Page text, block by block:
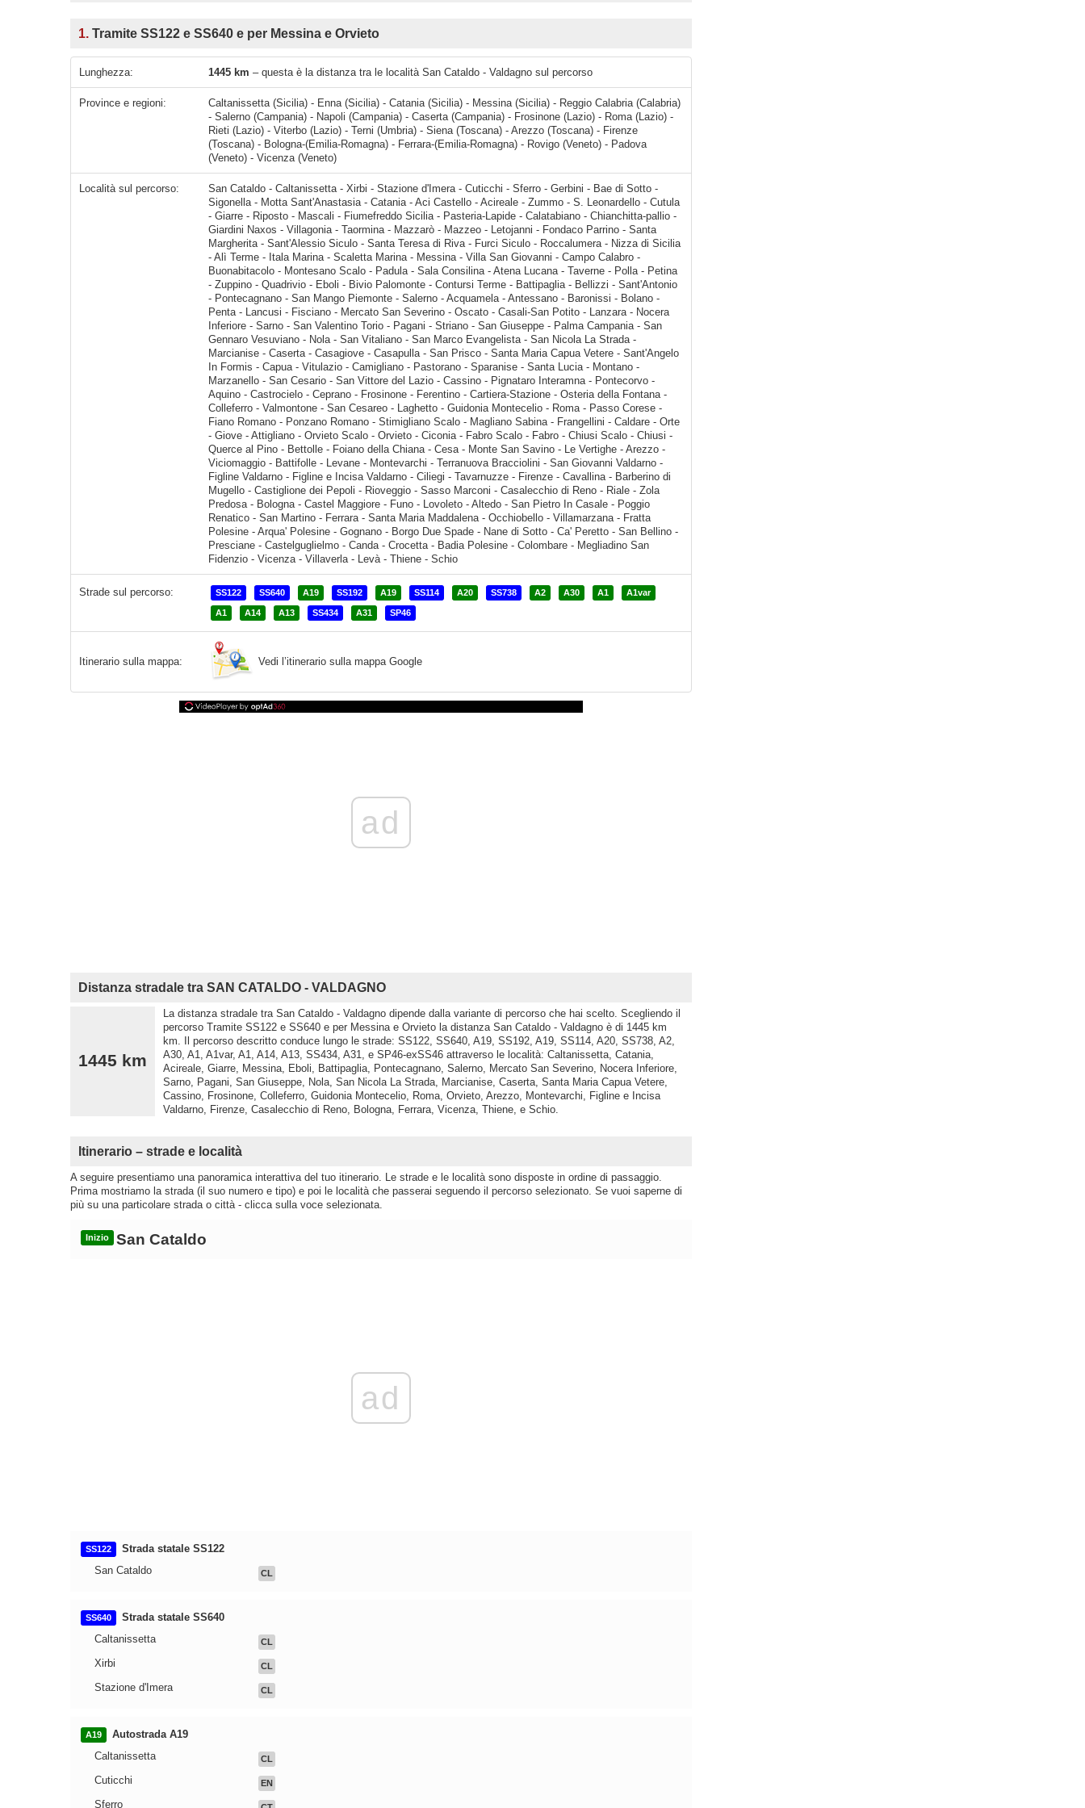
1. Tramite SS122 e SS640 e per Messina e Orvieto
Lunghezza: 1445 km – questa è la distanza tra le località San Cataldo - Valdagno sul percorso
Province e regioni:
Caltanissetta (Sicilia) - Enna (Sicilia) - Catania (Sicilia) - Messina (Sicilia) - Reggio Calabria (Calabria)
- Salerno (Campania) - Napoli (Campania) - Caserta (Campania) - Frosinone (Lazio) - Roma (Lazio) -
Rieti (Lazio) - Viterbo (Lazio) - Terni (Umbria) - Siena (Toscana) - Arezzo (Toscana) - Firenze
(Toscana) - Bologna-(Emilia-Romagna) - Ferrara-(Emilia-Romagna) - Rovigo (Veneto) - Padova
(Veneto) - Vicenza (Veneto)
Località sul percorso: San Cataldo - Caltanissetta - Xirbi - Stazione d'Imera - Cuticchi - Sferro - Gerbini - Bae di Sotto - Sigonella - Motta Sant'Anastasia - Catania - Aci Castello - Acireale - Zummo - S. Leonardello - Cutula - Giarre - Riposto - Mascali - Fiumefreddo Sicilia - Pasteria-Lapide - Calatabiano - Chianchitta-pallio - Giardini Naxos - Villagonia - Taormina - Mazzarò - Mazzeo - Letojanni - Fondaco Parrino - Santa Margherita - Sant'Alessio Siculo - Santa Teresa di Riva - Furci Siculo - Roccalumera - Nizza di Sicilia - Alì Terme -
Strade sul percorso: SS122 SS640 A19 SS192 A19 SS114 A20 SS738 A2 A30 A1 A1var
A1 A14 A13 SS434 A31 SP46
Itinerario sulla mappa: Vedi l’itinerario sulla mappa Google
ad
Distanza stradale tra SAN CATALDO - VALDAGNO
1445 km
La distanza stradale tra San Cataldo - Valdagno dipende dalla variante di percorso che hai scelto. Scegliendo il
percorso Tramite SS122 e SS640 e per Messina e Orvieto la distanza San Cataldo - Valdagno è di 1445 km
km. Il percorso descritto conduce lungo le strade: SS122, SS640, A19, SS192, A19, SS114, A20, SS738, A2,
A30, A1, A1var, A1, A14, A13, SS434, A31, e SP46-exSS46 attraverso le località: Caltanissetta, Catania,
Acireale, Giarre, Messina, Eboli, Battipaglia, Pontecagnano, Salerno, Mercato San Severino, Nocera Inferiore,
Sarno, Pagani, San Giuseppe, Nola, San Nicola La Strada, Marcianise, Caserta, Santa Maria Capua Vetere,
Cassino, Frosinone, Colleferro, Guidonia Montecelio, Roma, Orvieto, Arezzo, Montevarchi, Figline e Incisa
Valdarno, Firenze, Casalecchio di Reno, Bologna, Ferrara, Vicenza, Thiene, e Schio.
Itinerario – strade e località
A seguire presentiamo una panoramica interattiva del tuo itinerario. Le strade e le località sono disposte in ordine di passaggio.
Prima mostriamo la strada (il suo numero e tipo) e poi le località che passerai seguendo il percorso selezionato. Se vuoi saperne di
più su una particolare strada o città - clicca sulla voce selezionata.
Inizio San Cataldo
ad
SS122
Strada statale SS122
San Cataldo
CL
SS640
Strada statale SS640
Caltanissetta
CL
Xirbi CL
Stazione d'Imera CL
A19
Autostrada A19
Caltanissetta
CL
Cuticchi EN
Sferro